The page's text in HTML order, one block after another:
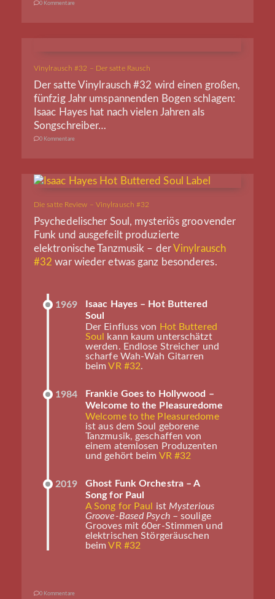
0 Kommentare
Vinylrausch #32 – Der satte Rausch
Der satte Vinylrausch #32 wird einen großen,
fünfzig Jahr umspannenden Bogen schlagen:
Isaac Hayes hat nach vielen Jahren als
Songschreiber…
0 Kommentare
Die satte Review – Vinylrausch #32
Psychedelischer Soul, mysteriös groovender
Funk und ausgefeilt produzierte
elektronische Tanzmusik – derVinylrausch
#32 war wieder etwas ganz besonderes.
1969
Isaac Hayes – Hot Buttered
Soul
Der Einfluss von Hot Buttered
Soul
kann kaum unterschätzt
werden. Endlose Streicher und
scharfe Wah-Wah Gitarren
beimVR #32.
1984
Frankie Goes to Hollywood –
Welcome to the Pleasuredome
Welcome to the Pleasuredome
ist aus dem Soul geborene
Tanzmusik, geschaffen von
einem atemlosen Produzenten
und gehört beim VR #32
2019
Ghost Funk Orchestra – A
Song for Paul
A Song for Paul
ist Mysterious
Groove-Based Psych– soulige
Grooves mit 60er-Stimmen und
elektrischen Störgeräuschen
beimVR #32
0 Kommentare